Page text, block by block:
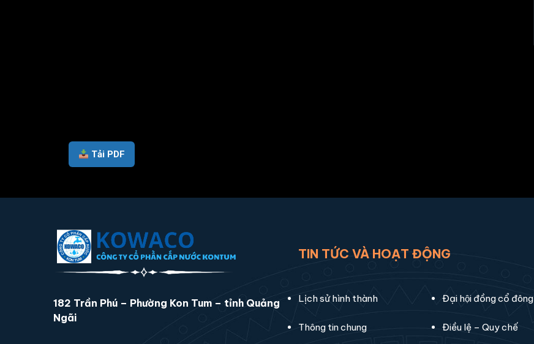
Tải PDF
182 Trần Phú – Phường Kon Tum – tỉnh Quảng
Ngãi
TIN TỨC VÀ HOẠT ĐỘNG
Lịch sử hình thành
Thông tin chung
Đại hội đồng cổ đông
Điều lệ – Quy chế